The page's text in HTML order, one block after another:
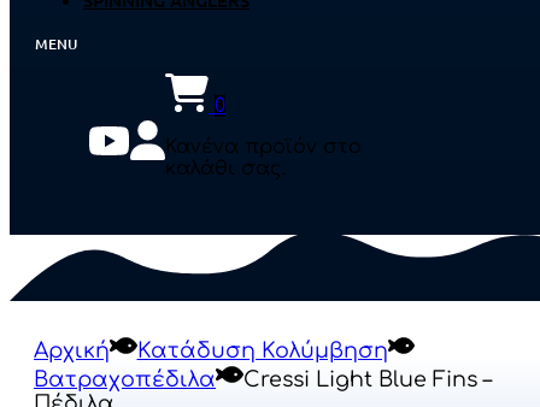
0
Κανένα προϊόν στο
καλάθι σας.
Αρχική
Κατάδυση Κολύμβηση
Βατραχοπέδιλα
Cressi Light Blue Fins –